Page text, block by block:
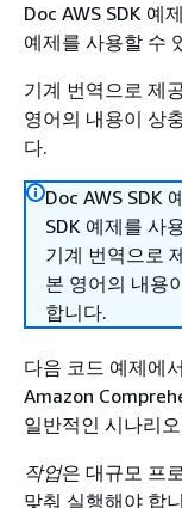
Doc AWS SDK 예
예제를 사용할 수
기계 번역으로 제
영어의 내용이 상
다.
Doc AWS SDK
SDK 예제를 사
기계 번역으로
본 영어의 내용
합니다.
다음 코드 예제에
Amazon
일반적인 시나리
작업은 대규모 프
맞춰 실행해야 합